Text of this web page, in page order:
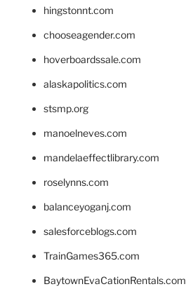
hingstonnt.com
chooseagender.com
hoverboardssale.com
alaskapolitics.com
stsmp.org
manoelneves.com
mandelaeffectlibrary.com
roselynns.com
balanceyoganj.com
salesforceblogs.com
TrainGames365.com
BaytownEvaCationRentals.com